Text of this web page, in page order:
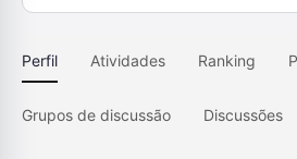
Perfil Atividades Ranking
Grupos de discussão Discussões